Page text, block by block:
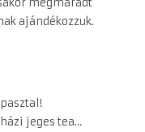
megmaradt
ajándékozzuk.
jeges tea…